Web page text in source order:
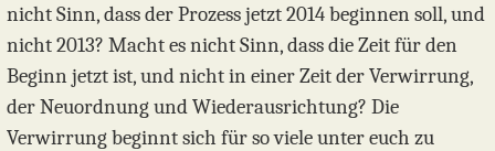
nicht Sinn, dass der Prozess jetzt 2014 beginnen soll, und
nicht 2013? Macht es nicht Sinn, dass die Zeit für den
Beginn jetzt ist, und nicht in einer Zeit der Verwirrung,
der Neuordnung und Wiederausrichtung? Die
Verwirrung beginnt sich für so viele unter euch zu